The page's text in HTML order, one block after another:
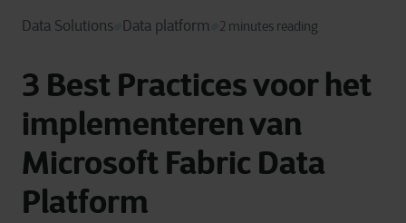
Data Solutions Data platform 2 minutes reading
3 Best Practices voor het
implementeren van
Microsoft Fabric Data
Platform